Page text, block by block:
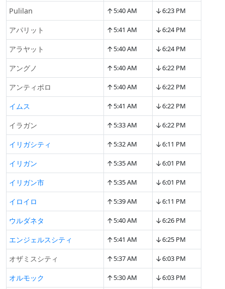
Pulilan ↑5:40 AM ↓6:23 PM
アパリット ↑5:41 AM ↓6:24 PM
アラヤット ↑5:40 AM ↓6:24 PM
アングノ ↑5:40 AM ↓6:22 PM
アンティポロ ↑5:40 AM ↓6:22 PM
イムス ↑5:41 AM ↓6:22 PM
イラガン ↑5:33 AM ↓6:22 PM
イリガシティ ↑5:32 AM ↓6:11 PM
イリガン ↑5:35 AM ↓6:01 PM
イリガン市 ↑5:35 AM ↓6:01 PM
イロイロ ↑5:39 AM ↓6:11 PM
ウルダネタ ↑5:40 AM ↓6:26 PM
エンジェルスシティ ↑5:41 AM ↓6:25 PM
オザミスシティ ↑5:37 AM ↓6:03 PM
オルモック ↑5:30 AM ↓6:03 PM